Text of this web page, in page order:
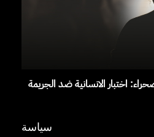
اختبار الانسانية ضد الجريمة
سياسة